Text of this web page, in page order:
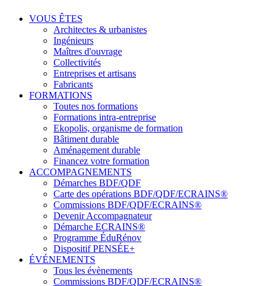
VOUS ÊTES
Architectes & urbanistes
Ingénieurs
Maîtres d'ouvrage
Collectivités
Entreprises et artisans
Fabricants
FORMATIONS
Toutes nos formations
Formations intra-entreprise
Ekopolis, organisme de formation
Bâtiment durable
Aménagement durable
Financez votre formation
ACCOMPAGNEMENTS
Démarches BDF/QDF
Carte des opérations BDF/QDF/ECRAINS®
Commissions BDF/QDF/ECRAINS®
Devenir Accompagnateur
Démarche ECRAINS®
Programme ÉduRénov
Dispositif PENSÉE+
ÉVÉNEMENTS
Tous les évènements
Commissions BDF/QDF/ECRAINS®